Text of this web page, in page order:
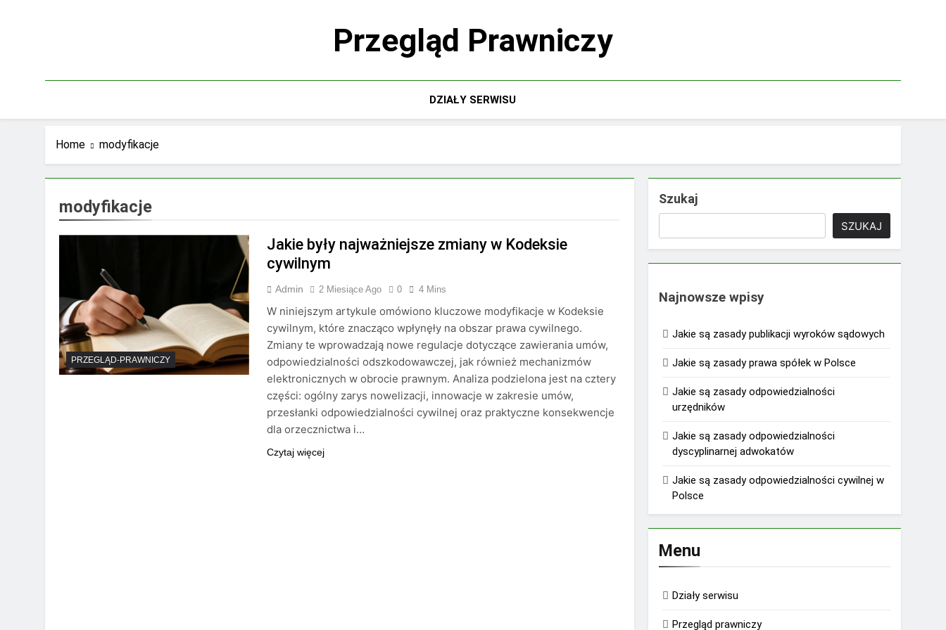
Przegląd Prawniczy
DZIAŁY SERWISU
Home modyfikacje
modyfikacje
PRZEGLĄD-PRAWNICZY
Jakie były najważniejsze zmiany w Kodeksie
cywilnym
Admin 2 Miesiące Ago 0 4 Mins
W niniejszym artykule omówiono kluczowe modyfikacje w Kodeksie
cywilnym, które znacząco wpłynęły na obszar prawa cywilnego.
Zmiany te wprowadzają nowe regulacje dotyczące zawierania umów,
odpowiedzialności odszkodowawczej, jak również mechanizmów
elektronicznych w obrocie prawnym. Analiza podzielona jest na cztery
części: ogólny zarys nowelizacji, innowacje w zakresie umów,
przesłanki odpowiedzialności cywilnej oraz praktyczne konsekwencje
dla orzecznictwa i…
Czytaj więcej
Szukaj
SZUKAJ
Najnowsze wpisy
Jakie są zasady publikacji wyroków sądowych
Jakie są zasady prawa spółek w Polsce
Jakie są zasady odpowiedzialności
urzędników
Jakie są zasady odpowiedzialności
dyscyplinarnej adwokatów
Jakie są zasady odpowiedzialności cywilnej w
Polsce
Menu
Działy serwisu
Przegląd prawniczy